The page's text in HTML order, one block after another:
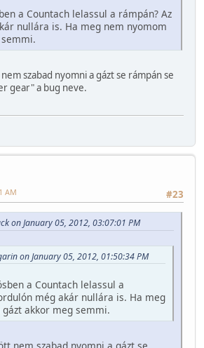
a Countach lelassul a rámpán? Az
nullára is. Ha meg nem nyomom
szabad nyomni a gázt se rámpán se
gear" a bug neve.
#23
AM
on January 05, 2012, 03:07:01 PM
on January 05, 2012, 01:50:34 PM
a Countach lelassul a
még akár nullára is. Ha meg
akkor meg semmi.